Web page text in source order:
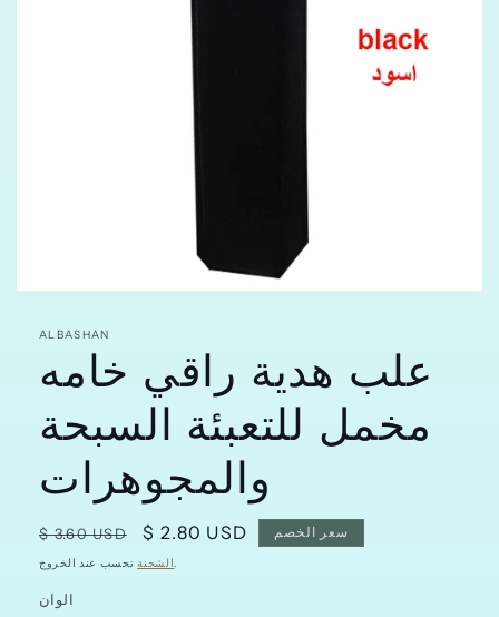
featured
ALBASHAN
علب هدية راقي خامه
مخمل للتعبئة السبحة
والمجوهرات
سعر
عادي
$ 3.60 USD
سعر
البيع
$ 2.80 USD سعر الخصم
الشحنةتحسب عند الخروج.
الوان